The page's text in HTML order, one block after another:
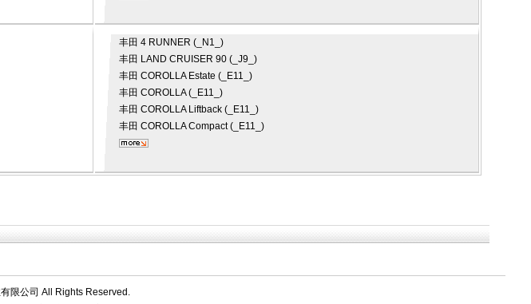
丰田 4 RUNNER (_N1_)
丰田 LAND CRUISER 90 (_J9_)
丰田 COROLLA Estate (_E11_)
丰田 COROLLA (_E11_)
丰田 COROLLA Liftback (_E11_)
丰田 COROLLA Compact (_E11_)
限公司 All Rights Reserved.